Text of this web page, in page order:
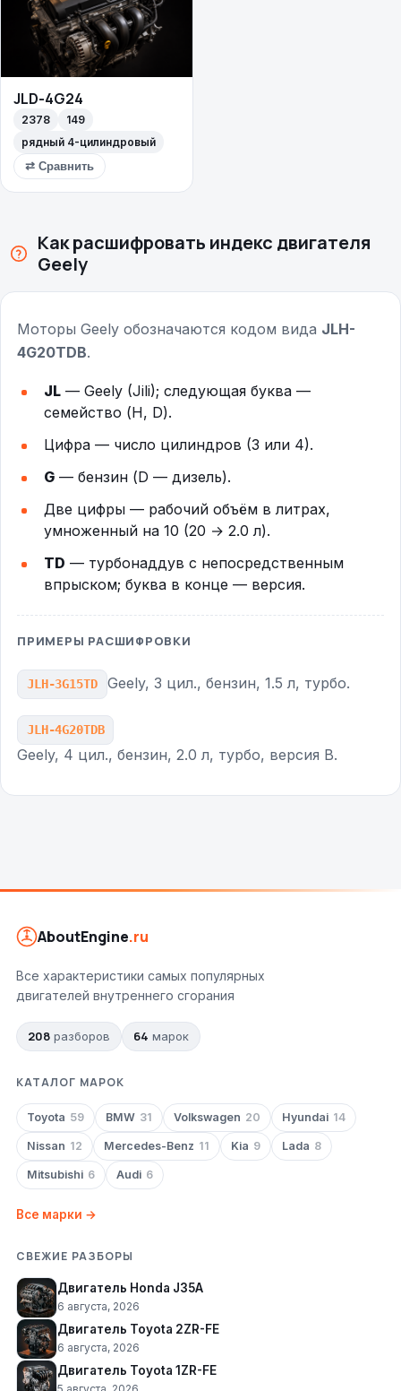
JLD-4G24
2378
149
рядный 4-цилиндровый
⇄ Сравнить
Как расшифровать индекс двигателя
Geely
Моторы Geely обозначаются кодом вида JLH-
4G20TDB.
JL — Geely (Jili); следующая буква —
семейство (H, D).
Цифра — число цилиндров (3 или 4).
G — бензин (D — дизель).
Две цифры — рабочий объём в литрах,
умноженный на 10 (20 → 2.0 л).
TD — турбонаддув с непосредственным
впрыском; буква в конце — версия.
ПРИМЕРЫ РАСШИФРОВКИ
JLH-3G15TD Geely, 3 цил., бензин, 1.5 л, турбо.
JLH-4G20TDB
Geely, 4 цил., бензин, 2.0 л, турбо, версия B.
AboutEngine.ru
Все характеристики самых популярных
двигателей внутреннего сгорания
208 разборов 64 марок
КАТАЛОГ МАРОК
Toyota 59 BMW 31 Volkswagen 20 Hyundai 14
Nissan 12 Mercedes-Benz 11 Kia 9 Lada 8
Mitsubishi 6 Audi 6
Все марки →
СВЕЖИЕ РАЗБОРЫ
Двигатель Honda J35A
6 августа, 2026
Двигатель Toyota 2ZR-FE
6 августа, 2026
Двигатель Toyota 1ZR-FE